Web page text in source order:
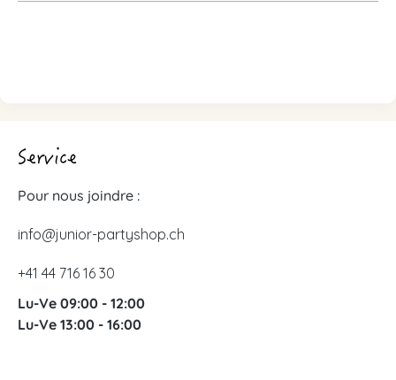
Service
Pour nous joindre :
info@junior-partyshop.ch
+41 44 716 16 30
Lu-Ve 09:00 - 12:00
Lu-Ve 13:00 - 16:00